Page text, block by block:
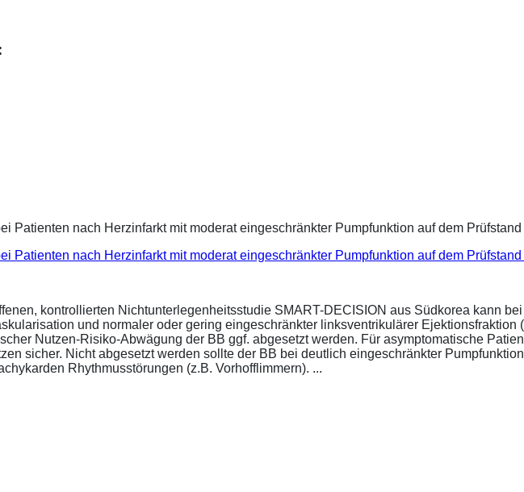
Patienten nach Herzinfarkt mit moderat eingeschränkter Pumpfunktion auf dem Prüfstand
kontrollierten Nichtunterlegenheitsstudie SMART-DECISION aus Südkorea kann
und normaler oder gering eingeschränkter linksventrikulärer
Nutzen-Risiko-Abwägung der BB ggf. abgesetzt werden. Für asymptomatische
sicher. Nicht abgesetzt werden sollte der BB bei deutlich eingeschränkter
Rhythmusstörungen (z.B. Vorhofflimmern). ...